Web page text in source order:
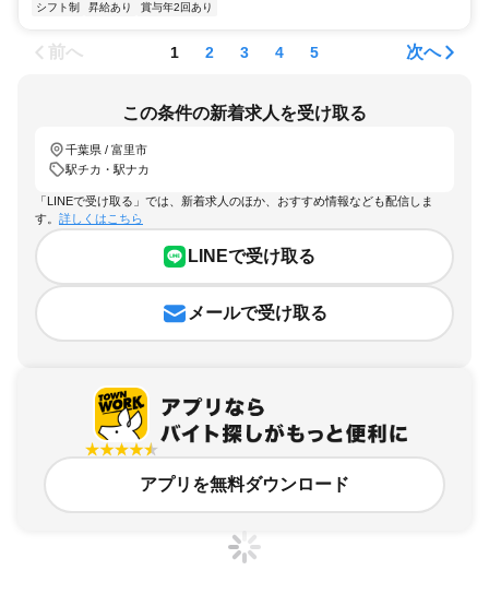
シフト制
昇給あり 賞与年2回あり
前へ 1 2 3 4 5 次へ
この条件の新着求人を受け取る
千葉県 / 富里市
駅チカ・駅ナカ
「LINEで受け取る」では、新着求人のほか、おすすめ情報なども配信しま
す。 詳しくはこちら
LINEで受け取る
メールで受け取る
アプリを無料ダウンロード